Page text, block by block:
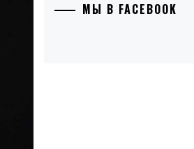
МЫ В FACEBOOK